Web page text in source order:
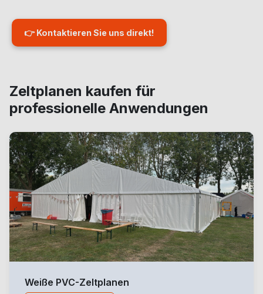
👉 Kontaktieren Sie uns direkt!
Zeltplanen kaufen für
professionelle Anwendungen
Weiße PVC-Zeltplanen